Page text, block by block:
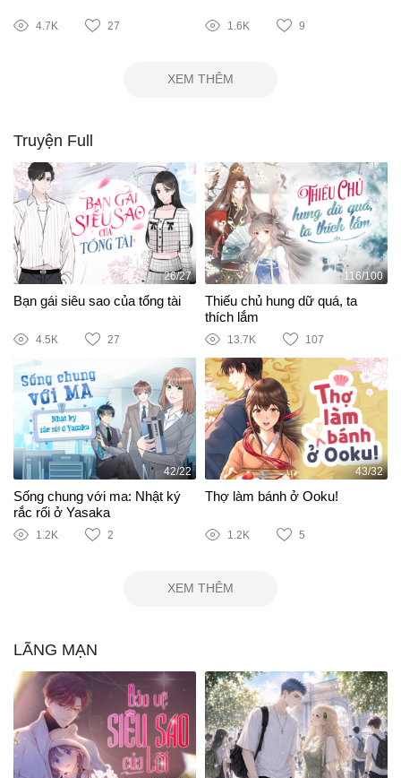
4.7K 27 1.6K 9
XEM THÊM
Truyện Full
26/27
Bạn gái siêu sao của tổng tài
4.5K 27
116/100
Thiếu chủ hung dữ quá, ta
thích lắm
13.7K 107
42/22
Sống chung với ma: Nhật ký
rắc rối ở Yasaka
1.2K 2
43/32
Thợ làm bánh ở Ooku!
1.2K 5
XEM THÊM
LÃNG MẠN